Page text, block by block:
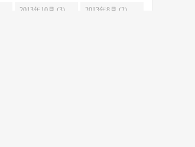
2013年10月 (3) 2013年8月 (2)